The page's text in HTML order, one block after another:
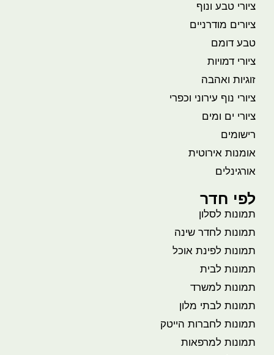
ציורי טבע ונוף
ציורים מודרניים
טבע דומם
ציורי דמויות
זוגיות ואהבה
ציורי נוף עירוני וכפרי
ציורי ים ומים
רישומים
אומנות אירוטית
אורגינלים
לפי חדר
תמונות לסלון
תמונות לחדר שינה
תמונות לפינת אוכל
תמונות לבית
תמונות למשרד
תמונות לבתי מלון
תמונות לחברות הייטק
תמונות למרפאות